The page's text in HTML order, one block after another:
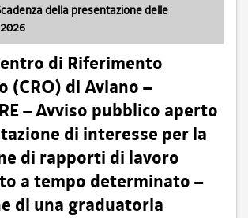
della presentazione delle
di Riferimento
(CRO) di Aviano –
– Avviso pubblico aperto
di interesse per la
di rapporti di lavoro
a tempo determinato –
di una graduatoria